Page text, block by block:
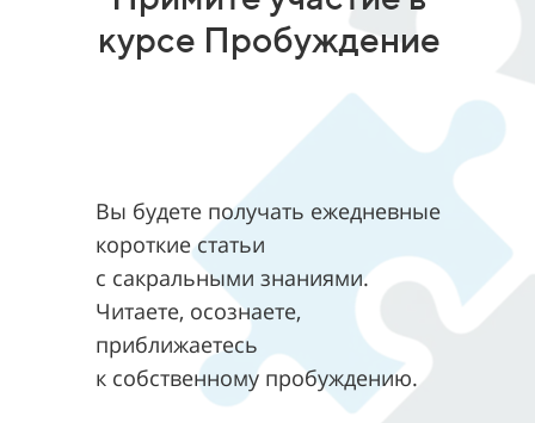
курсе Пробуждение
Вы будете получать ежедневные
короткие статьи
с сакральными знаниями.
Читаете, осознаете,
приближаетесь
к собственному пробуждению.